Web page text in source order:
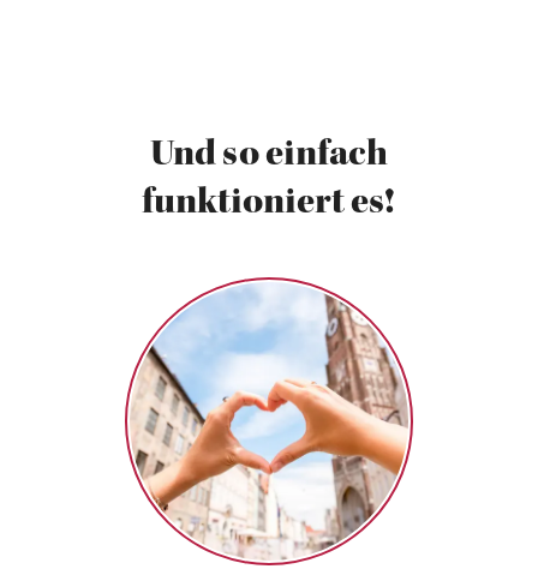
Und so einfach
funktioniert es!